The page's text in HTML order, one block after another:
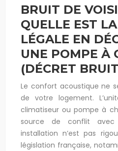
BRUIT DE
QUELLE EST
LÉGALE EN
UNE POMPE À
(DÉCRET
Le confort acoustique ne
de votre logement.
climatiseur ou pompe à
source de conflit
installation n’est pas
législation française,